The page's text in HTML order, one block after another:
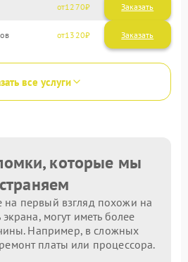
1270
1320
все услуги
которые мы
первый взгляд похожи на
могут иметь более
Например, в сложных
ремонт платы или процессора.